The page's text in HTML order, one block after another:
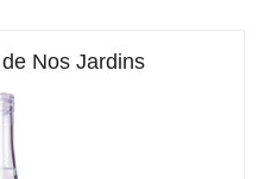
Nos Jardins